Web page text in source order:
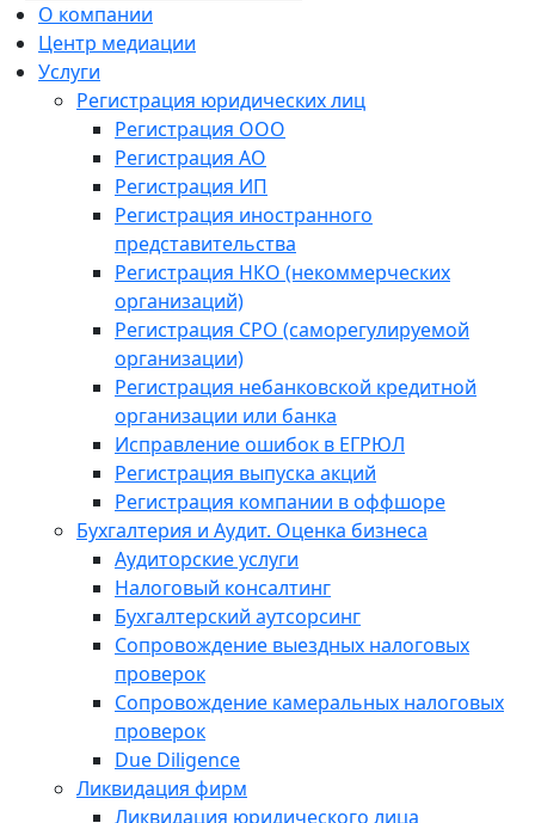
О компании
Центр медиации
Услуги
Регистрация юридических лиц
Регистрация ООО
Регистрация АО
Регистрация ИП
Регистрация иностранного
представительства
Регистрация НКО (некоммерческих
организаций)
Регистрация СРО (саморегулируемой
организации)
Регистрация небанковской кредитной
организации или банка
Исправление ошибок в ЕГРЮЛ
Регистрация выпуска акций
Регистрация компании в оффшоре
Бухгалтерия и Аудит. Оценка бизнеса
Аудиторские услуги
Налоговый консалтинг
Бухгалтерский аутсорсинг
Сопровождение выездных налоговых
проверок
Сопровождение камеральных налоговых
проверок
Due Diligence
Ликвидация фирм
Ликвидация юридического лица